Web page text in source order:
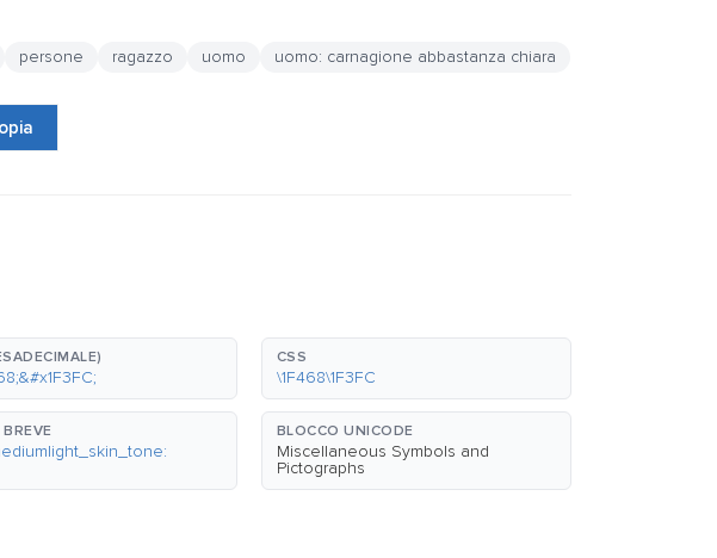
persone ragazzo uomo uomo: carnagione abbastanza chiara
CSS
\1F468\1F3FC
BLOCCO UNICODE
Miscellaneous Symbols and
Pictographs